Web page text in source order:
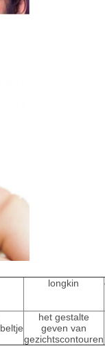
longkin
het gestalte
geven van
gezichtscontouren